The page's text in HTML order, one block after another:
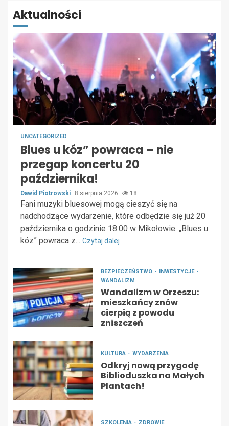
Aktualności
UNCATEGORIZED
Blues u kóz” powraca – nie
przegap koncertu 20
października!
Dawid Piotrowski 8 sierpnia 2026 18
Fani muzyki bluesowej mogą cieszyć się na
nadchodzące wydarzenie, które odbędzie się już 20
października o godzinie 18:00 w Mikołowie. „Blues u
kóz” powraca z... Czytaj dalej
BEZPIECZEŃSTWO
INWESTYCJE
WANDALIZM
Wandalizm w Orzeszu:
mieszkańcy znów
cierpią z powodu
zniszczeń
KULTURA WYDARZENIA
Odkryj nową przygodę
Biblioduszka na Małych
Plantach!
SZKOLENIA ZDROWIE